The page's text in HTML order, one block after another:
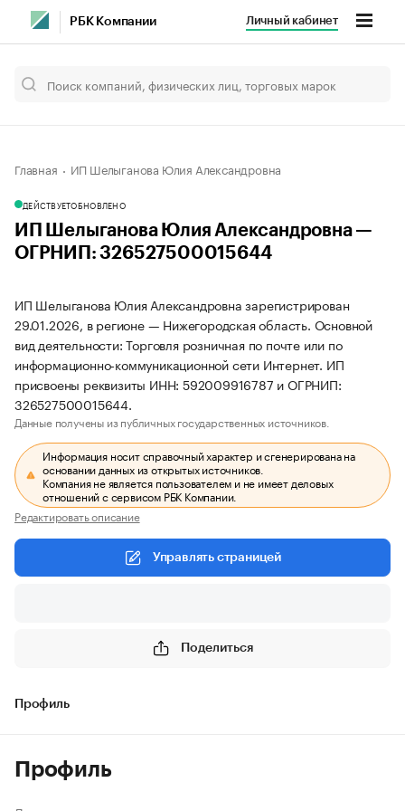
РБК Компании Личный кабинет
Главная ИП Шелыганова Юлия Александровна
ДЕЙСТВУЕТОБНОВЛЕНО
ИП Шелыганова Юлия Александровна —
ОГРНИП: 326527500015644
ИП Шелыганова Юлия Александровна зарегистрирован
29.01.2026, в регионе — Нижегородская область. Основной
вид деятельности: Торговля розничная по почте или по
информационно-коммуникационной сети Интернет. ИП
присвоены реквизиты ИНН: 592009916787 и ОГРНИП:
326527500015644.
Данные получены из публичных государственных источников.
Информация носит справочный характер и сгенерирована на
основании данных из открытых источников.
Компания не является пользователем и не имеет деловых
отношений с сервисом РБК Компании.
Редактировать описание
Управлять страницей
Поделиться
Профиль
Профиль